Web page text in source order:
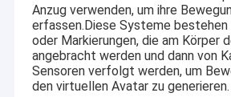
Fabrik Tour
Qualitätskontrolle
Kontakt
Anzug verwenden, um ihre
erfassen.Diese Systeme bestehen
oder Markierungen, die am Körper
angebracht werden und dann von
Sensoren verfolgt werden, um
den virtuellen Avatar zu generieren.
Notizbuchkameramodul,
und intelligente
verschiedenen Bereichen wie VR, AR, 3D,
Kopfhörer, Glasrobotik, IoT, medizinisches
agrotechny, Biometrie, Darstellung,
maschinelles Sehen, Sicherheit, usw.